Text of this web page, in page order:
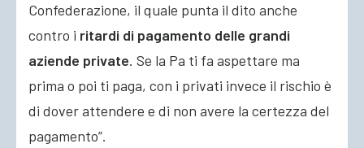
Confederazione, il quale punta il dito anche
contro i ritardi di pagamento delle grandi
aziende private. Se la Pa ti fa aspettare ma
prima o poi ti paga, con i privati invece il rischio è
di dover attendere e di non avere la certezza del
pagamento”.